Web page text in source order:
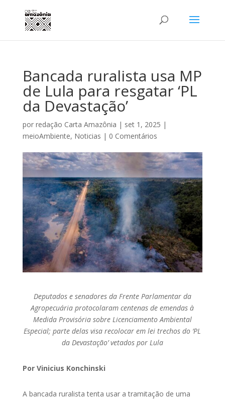
Bancada ruralista usa MP
de Lula para resgatar ‘PL
da Devastação’
por redação Carta Amazônia | set 1, 2025 |
meioAmbiente, Noticias | 0 Comentários
Deputados e senadores da Frente Parlamentar da
Agropecuária protocolaram centenas de emendas à
Medida Provisória sobre Licenciamento Ambiental
Especial; parte delas visa recolocar em lei trechos do ‘PL
da Devastação’ vetados por Lula
Por Vinicius Konchinski
A bancada ruralista tenta usar a tramitação de uma